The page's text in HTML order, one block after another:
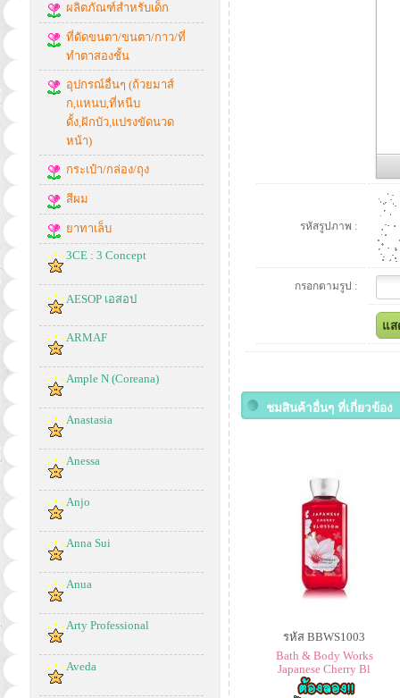
ผลิตภัณฑ์สำหรับเด็ก
ที่ดัดขนตา/ขนตา/กาว/ที่
ทำตาสองชั้น
อุปกรณ์อื่นๆ (ถ้วยมาส์
ก,แหนบ,ที่หนีบ
ดั้ง,ฝักบัว,แปรงขัดนวด
หน้า)
กระเป๋า/กล่อง/ถุง
สีผม
ยาทาเล็บ
3CE : 3 Concept
AESOP เอสอป
ARMAF
Ample N (Coreana)
Anastasia
Anessa
Anjo
Anna Sui
Anua
Arty Professional
Aveda
รหัสรูปภาพ :
กรอกตามรูป :
ชมสินค้าอื่นๆ ที่เกี่ยวข้อง
รหัส BBWS1003
Bath & Body Works
Japanese Cherry Bl